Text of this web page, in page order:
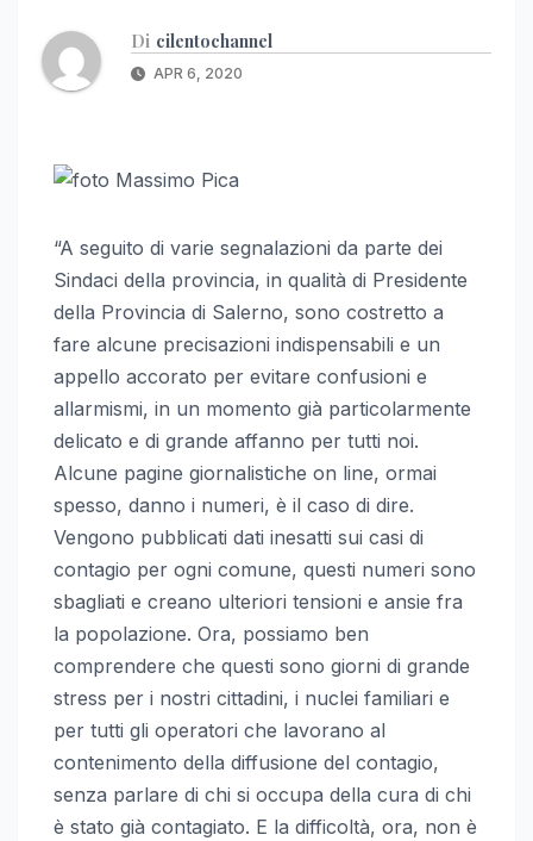
Di cilentochannel
APR 6, 2020
“A seguito di varie segnalazioni da parte dei
Sindaci della provincia, in qualità di Presidente
della Provincia di Salerno, sono costretto a
fare alcune precisazioni indispensabili e un
appello accorato per evitare confusioni e
allarmismi, in un momento già particolarmente
delicato e di grande affanno per tutti noi.
Alcune pagine giornalistiche on line, ormai
spesso, danno i numeri, è il caso di dire.
Vengono pubblicati dati inesatti sui casi di
contagio per ogni comune, questi numeri sono
sbagliati e creano ulteriori tensioni e ansie fra
la popolazione. Ora, possiamo ben
comprendere che questi sono giorni di grande
stress per i nostri cittadini, i nuclei familiari e
per tutti gli operatori che lavorano al
contenimento della diffusione del contagio,
senza parlare di chi si occupa della cura di chi
è stato già contagiato. E la difficoltà, ora, non è